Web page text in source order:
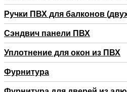
Ручки ПВХ для балконов
Сэндвич панели ПВХ
Уплотнение для окон из ПВХ
Фурнитура